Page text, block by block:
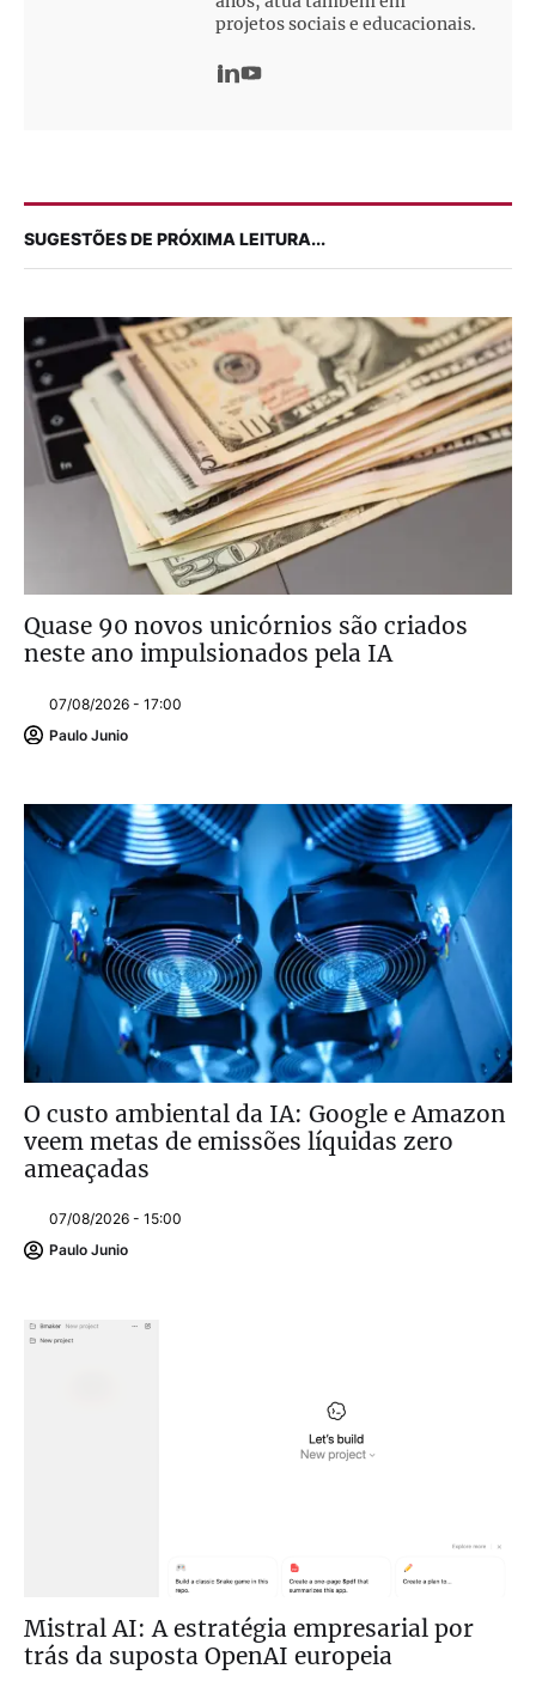
projetos sociais e educacionais.
SUGESTÕES DE PRÓXIMA LEITURA...
Quase 90 novos unicórnios são criados
neste ano impulsionados pela IA
07/08/2026 - 17:00
Paulo Junio
O custo ambiental da IA: Google e Amazon
veem metas de emissões líquidas zero
ameaçadas
07/08/2026 - 15:00
Paulo Junio
Mistral AI: A estratégia empresarial por
trás da suposta OpenAI europeia